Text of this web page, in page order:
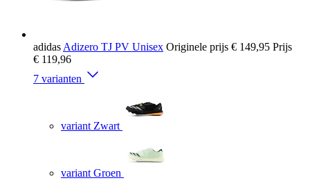
adidas Adizero TJ PV Unisex Originele prijs € 149,95 Prijs
€ 119,96
7 varianten
variant Zwart
variant Groen